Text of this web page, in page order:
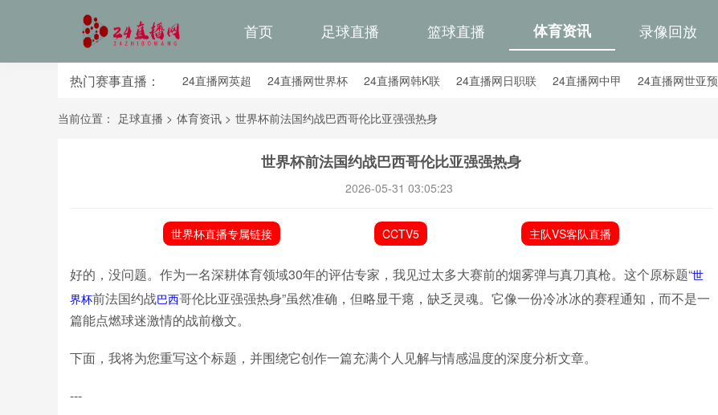
首页 足球直播 篮球直播 体育资讯 录像回放
热门赛事直播： 24直播网英超 24直播网世界杯 24直播网韩K联 24直播网日职联 24直播网中甲 24直播网世亚预
24直播网意甲 24直播网法甲 24直播网西甲
当前位置： 足球直播 > 体育资讯 > 世界杯前法国约战巴西哥伦比亚强强热身
世界杯前法国约战巴西哥伦比亚强强热身
2026-05-31 03:05:23
世界杯直播专属链接 CCTV5 主队VS客队直播
好的，没问题。作为一名深耕体育领域30年的评估专家，我见过太多大赛前的烟雾弹与真刀真枪。这个原标题“世
界杯前法国约战巴西哥伦比亚强强热身”虽然准确，但略显干瘪，缺乏灵魂。它像一份冷冰冰的赛程通知，而不是一
篇能点燃球迷激情的战前檄文。
下面，我将为您重写这个标题，并围绕它创作一篇充满个人见解与情感温度的深度分析文章。
---